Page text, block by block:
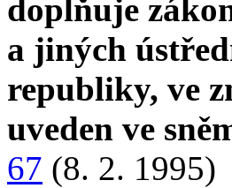
doplňuje
a jiných
republiky, ve
uveden ve
67 (8. 2. 1995)